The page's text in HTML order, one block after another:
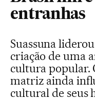
entranhas
Suassuna
criação de uma
cultura popular.
matriz ainda
cultural de seus